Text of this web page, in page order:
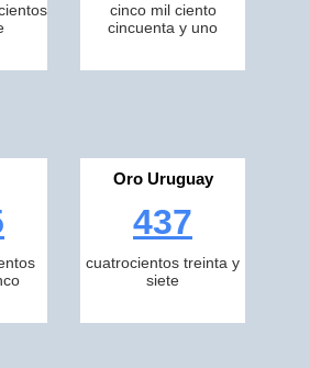
cinco mil ciento
cincuenta y uno
Oro Uruguay
437
cuatrocientos treinta y
siete